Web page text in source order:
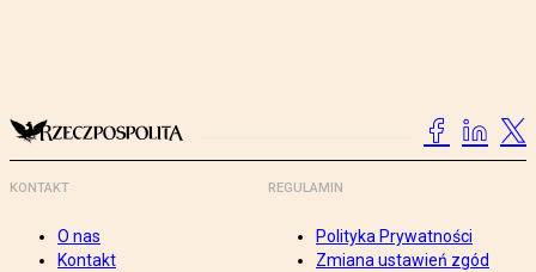
KONTAKT
O nas
Kontakt
REGULAMIN
Polityka Prywatności
Zmiana ustawień zgód